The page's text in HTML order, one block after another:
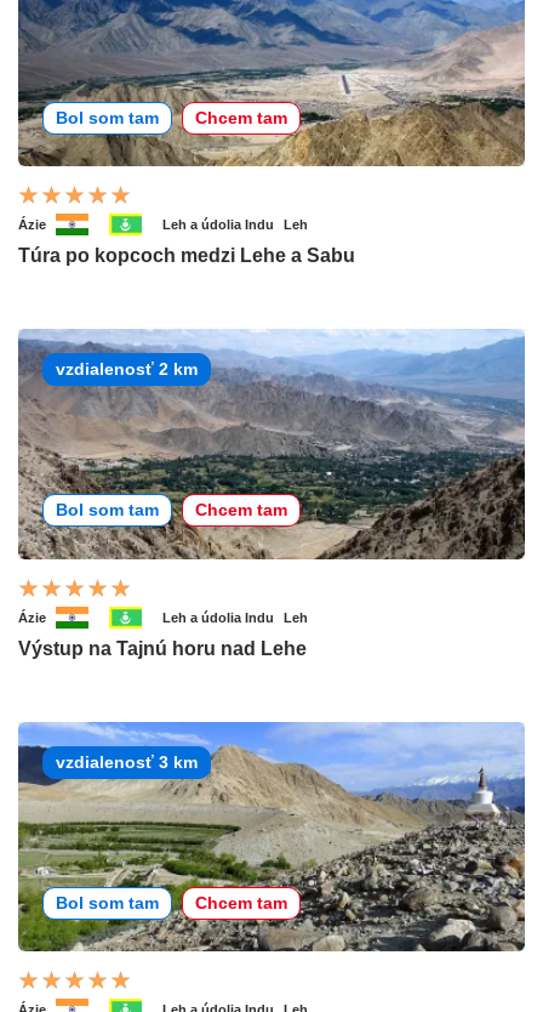
Bol som tam Chcem tam
Ázie Leh a údolia Indu Leh
Túra po kopcoch medzi Lehe a Sabu
vzdialenosť 2 km
Bol som tam Chcem tam
Ázie Leh a údolia Indu Leh
Výstup na Tajnú horu nad Lehe
vzdialenosť 3 km
Bol som tam Chcem tam